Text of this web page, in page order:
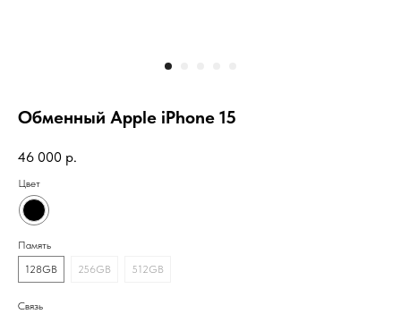
Обменный Apple iPhone 15
46 000 р.
Цвет
Память
128GB
256GB 512GB
Связь